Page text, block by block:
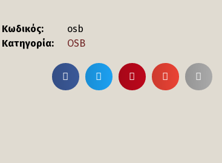
Κωδικός:
osb
Κατηγορία:
OSB